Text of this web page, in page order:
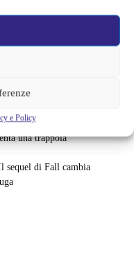
e Policy
vecchia ferita | Il finale
coinvolge i due più amati
squali e claustrofobia nel
una trappola
sequel di Fall cambia